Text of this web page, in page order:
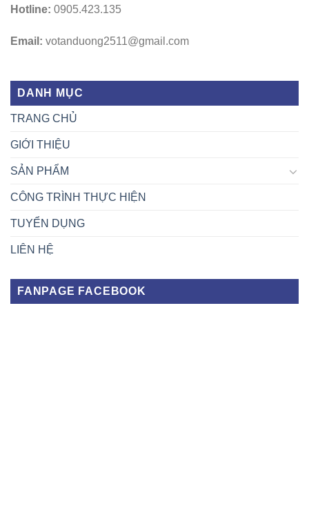
Hotline: 0905.423.135
Email: votanduong2511@gmail.com
DANH MỤC
TRANG CHỦ
GIỚI THIỆU
SẢN PHẨM
CÔNG TRÌNH THỰC HIỆN
TUYỂN DỤNG
LIÊN HỆ
FANPAGE FACEBOOK